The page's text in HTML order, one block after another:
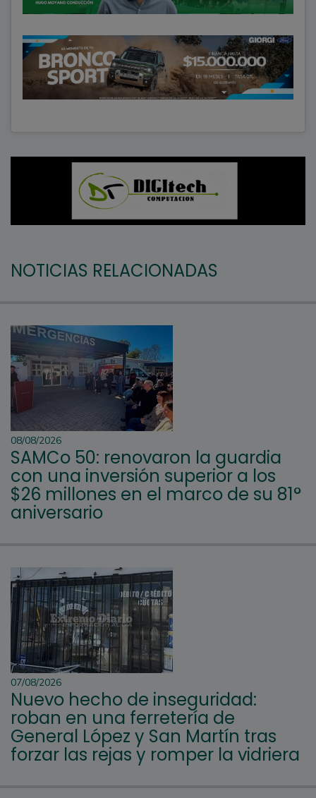
NOTICIAS RELACIONADAS
08/08/2026
SAMCo 50: renovaron la guardia
con una inversión superior a los
$26 millones en el marco de su 81°
aniversario
07/08/2026
Nuevo hecho de inseguridad:
roban en una ferretería de
General López y San Martín tras
forzar las rejas y romper la vidriera